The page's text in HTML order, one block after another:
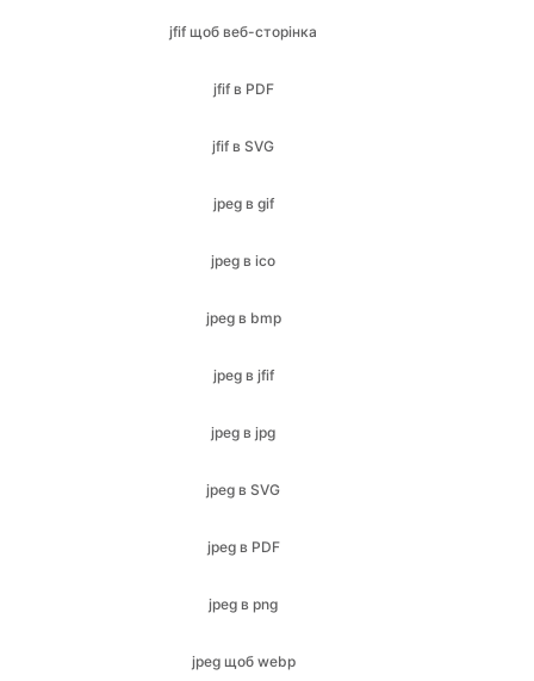
jfif щоб веб-сторінка
jfif в PDF
jfif в SVG
jpeg в gif
jpeg в ico
jpeg в bmp
jpeg в jfif
jpeg в jpg
jpeg в SVG
jpeg в PDF
jpeg в png
jpeg щоб webp